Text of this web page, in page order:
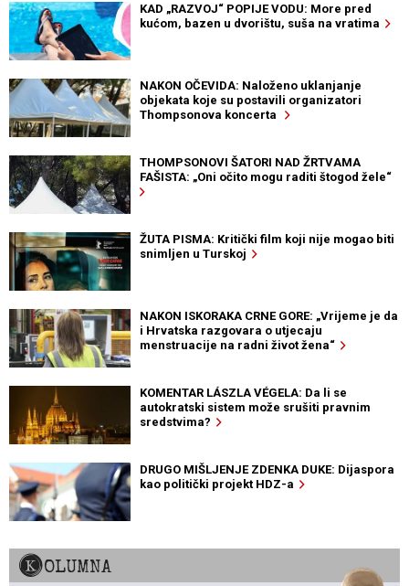
KAD „RAZVOJ“ POPIJE VODU: More pred
kućom, bazen u dvorištu, suša na vratima
NAKON OČEVIDA: Naloženo uklanjanje
objekata koje su postavili organizatori
Thompsonova koncerta
THOMPSONOVI ŠATORI NAD ŽRTVAMA
FAŠISTA: „Oni očito mogu raditi štogod žele“
ŽUTA PISMA: Kritički film koji nije mogao biti
snimljen u Turskoj
NAKON ISKORAKA CRNE GORE: „Vrijeme je da
i Hrvatska razgovara o utjecaju
menstruacije na radni život žena“
KOMENTAR LÁSZLA VÉGELA: Da li se
autokratski sistem može srušiti pravnim
sredstvima?
DRUGO MIŠLJENJE ZDENKA DUKE: Dijaspora
kao politički projekt HDZ-a
KOLUMNA